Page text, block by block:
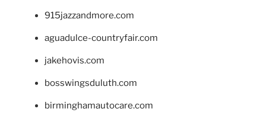
915jazzandmore.com
aguadulce-countryfair.com
jakehovis.com
bosswingsduluth.com
birminghamautocare.com